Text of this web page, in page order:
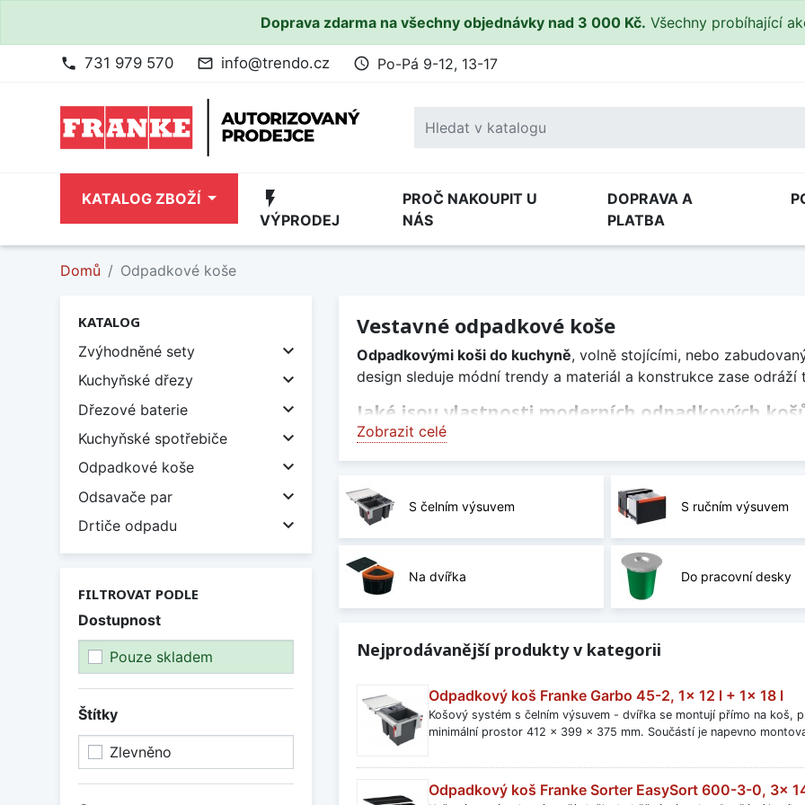
Doprava zdarma na všechny objednávky nad 3 000 Kč. Všechny probíhající
phone 731 979 570 mail_outline info@trendo.cz access_time Po-Pá 9-12, 13-17
KATALOG ZBOŽÍ flash_on
VÝPRODEJ
PROČ NAKOUPIT U
NÁS
DOPRAVA A
PLATBA
Domů Odpadkové koše
KATALOG
Zvýhodněné sety

Kuchyňské dřezy 
Dřezové baterie 
Kuchyňské spotřebiče 
Odpadkové koše 
Odsavače par 
Drtiče odpadu 
FILTROVAT PODLE
Dostupnost
Pouze skladem
Štítky
Zlevněno
Vestavné odpadkové koše
Zobrazit celé
Odpadkovými koši do kuchyně, volně stojícími, nebo
design sleduje módní trendy a materiál a konstrukce zase
Jaké jsou vlastnosti moderních odpadkových
Kuchyňské koše se vyznačují jednoduchou obsluhou a
odolných materiálů s antiseptickou povrchovou úpravou.
koše s děleným vnitřním prostorem na tříděný odpad.
Účelný doplněk každé kuchyně
Kvalitní odpadkový koš s dlouhou životností a snadným
Volně stojící odpadkové koše se stávají designovým doplňkem
svou praktičností.
V našem obchodě naleznete následující typy odpadkových košů
Franke Cube
Franke Garbo
Franke Pivot
Franke Trolley Vario
S čelním výsuvem S ručním výsuvem
Na dvířka Do pracovní desky
Nejprodávanější produkty v kategorii
Odpadkový koš Franke Garbo 45-2, 1x 12 l + 1x 18 l
Košový systém s čelním výsuvem - dvířka se montují přímo na koš,
minimální prostor 412 x 399 x 375 mm. Součástí je napevno
Odpadkový koš Franke Sorter EasySort 600-3-0, 3x